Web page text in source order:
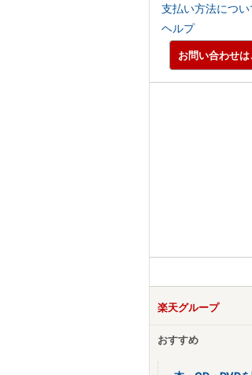
支払い方法につい
ヘルプ
お問い合わせは
楽天グループ
おすすめ